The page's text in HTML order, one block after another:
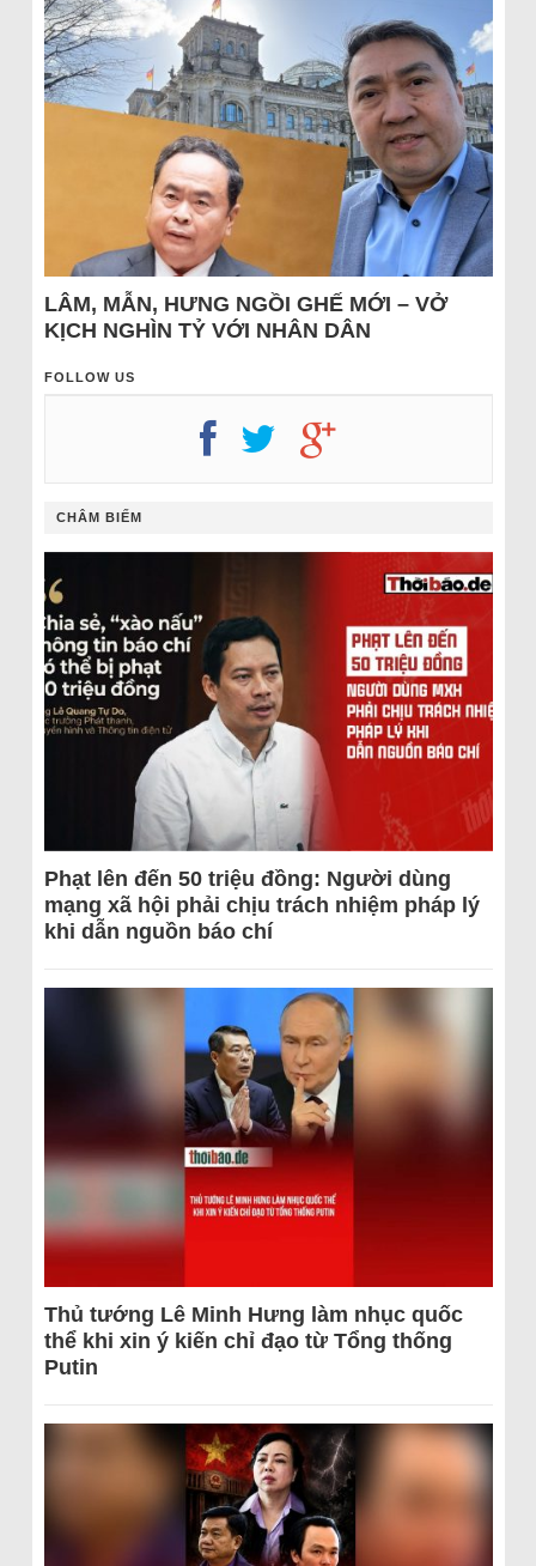
LÂM, MẪN, HƯNG NGỒI GHẾ MỚI – VỞ
KỊCH NGHÌN TỶ VỚI NHÂN DÂN
FOLLOW US
CHÂM BIẾM
Phạt lên đến 50 triệu đồng: Người dùng
mạng xã hội phải chịu trách nhiệm pháp lý
khi dẫn nguồn báo chí
Thủ tướng Lê Minh Hưng làm nhục quốc
thể khi xin ý kiến chỉ đạo từ Tổng thống
Putin